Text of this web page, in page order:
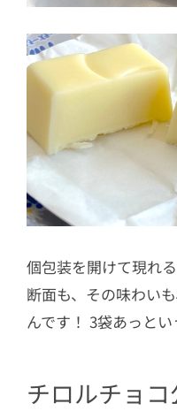
個包装を開けて現れ
断面も、その味わい
んです！ 3袋あっとい
チロルチョ